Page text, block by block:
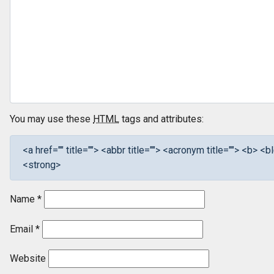
You may use these HTML tags and attributes:
<a href="" title=""> <abbr title=""> <acronym title=""> <b>
<strong>
Name *
Email *
Website